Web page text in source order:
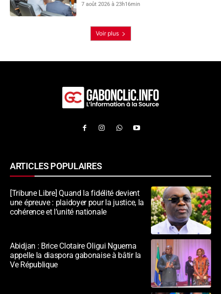
7 août 2026 à 23h16min
Voir plus
ARTICLES POPULAIRES
[Tribune Libre] Quand la fidélité devient
une épreuve : plaidoyer pour la justice, la
cohérence et l’unité nationale
Abidjan : Brice Clotaire Oligui Nguema
appelle la diaspora gabonaise à bâtir la
Ve République